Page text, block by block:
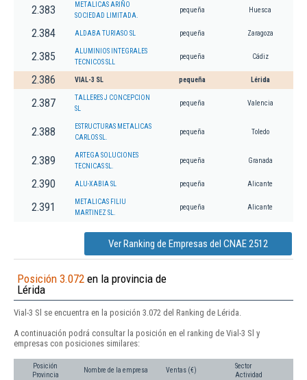
2.383
METALICAS ARIÑO
SOCIEDAD LIMITADA.
pequeña Huesca
2.384 ALDABA TURIASO SL pequeña Zaragoza
2.385
ALUMINIOS INTEGRALES
TECNICOS SLL
pequeña Cádiz
2.386 VIAL-3 SL pequeña Lérida
2.387
TALLERES J CONCEPCION
SL
pequeña Valencia
2.388
ESTRUCTURAS METALICAS
CARLOS SL.
pequeña Toledo
2.389
ARTEGA SOLUCIONES
TECNICAS SL.
pequeña Granada
2.390 ALU-XABIA SL pequeña Alicante
2.391
METALICAS FILIU
MARTINEZ SL.
pequeña Alicante
Ver Ranking de Empresas del CNAE 2512
Posición 3.072 en la provincia de
Lérida
Vial-3 Sl se encuentra en la posición 3.072 del Ranking de Lérida.
A continuación podrá consultar la posición en el ranking de Vial-3 Sl y
empresas con posiciones similares:
Posición
Provincia
Nombre de la empresa Ventas (€)
Sector
Actividad